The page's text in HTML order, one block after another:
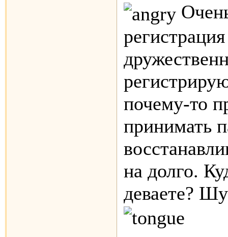
почему-то
принимать
на долго.
деваете?